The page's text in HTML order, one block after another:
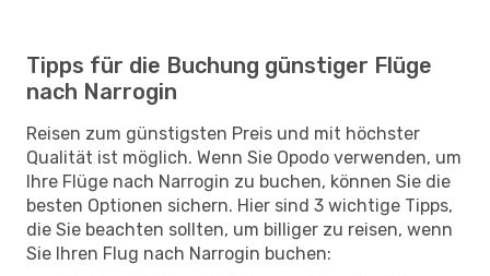
Tipps für die Buchung günstiger Flüge
nach Narrogin
Reisen zum günstigsten Preis und mit höchster
Qualität ist möglich. Wenn Sie Opodo verwenden, um
Ihre Flüge nach Narrogin zu buchen, können Sie die
besten Optionen sichern. Hier sind 3 wichtige Tipps,
die Sie beachten sollten, um billiger zu reisen, wenn
Sie Ihren Flug nach Narrogin buchen: